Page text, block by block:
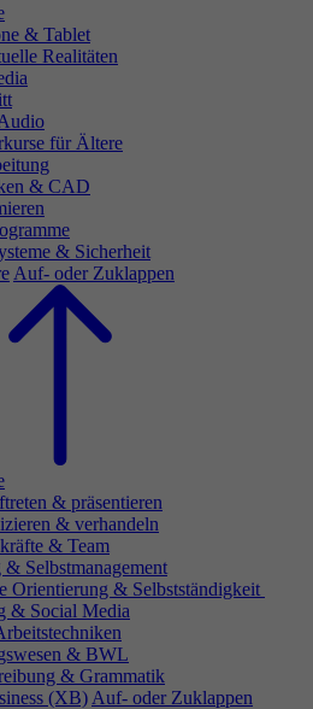
& Tablet
Realitäten
für Ältere
& CAD
& Sicherheit
Auf- oder Zuklappen
& präsentieren
& verhandeln
& Team
Selbstmanagement
Orientierung & Selbstständigkeit
& Social Media
& BWL
& Grammatik
(XB) Auf- oder Zuklappen